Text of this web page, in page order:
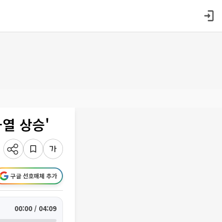
상승'
구글 선호매체 추가
00:00 / 04:09